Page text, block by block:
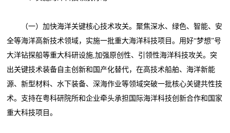
（一）加快海洋关键核心技术攻关。聚焦深水、绿色、智能、安
全等海洋高新技术领域，实施一批重大海洋科技项目。用好“梦想”号
大洋钻探船等重大科研设施,加强原创性、引领性海洋科技攻关。突
出关键技术装备自主创新和国产化替代，在高技术船舶、海洋新能
源、新型材料、水下装备、深海作业等领域突破一批核心关键共性技
术。支持在粤科研院所和企业牵头承担国际海洋科技创新合作和国家
重大科技项目。